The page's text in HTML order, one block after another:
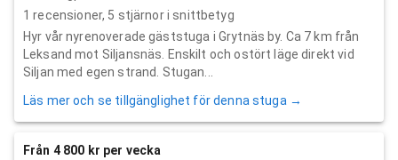
1 recensioner, 5 stjärnor i snittbetyg
Hyr vår nyrenoverade gäststuga i Grytnäs by. Ca 7 km från
Leksand mot Siljansnäs. Enskilt och ostört läge direkt vid
Siljan med egen strand. Stugan...
Läs mer och se tillgänglighet för denna stuga →
Från 4 800 kr per vecka